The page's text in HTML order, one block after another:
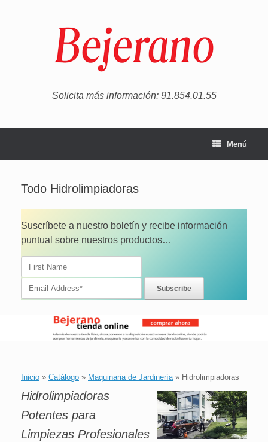
Solicita más información: 91.854.01.55
Menú
Todo Hidrolimpiadoras
Suscríbete a nuestro boletín y recibe información
puntual sobre nuestros productos…
Inicio » Catálogo » Maquinaria de Jardinería» Hidrolimpiadoras
Hidrolimpiadoras
Potentes para
Limpiezas Profesionales